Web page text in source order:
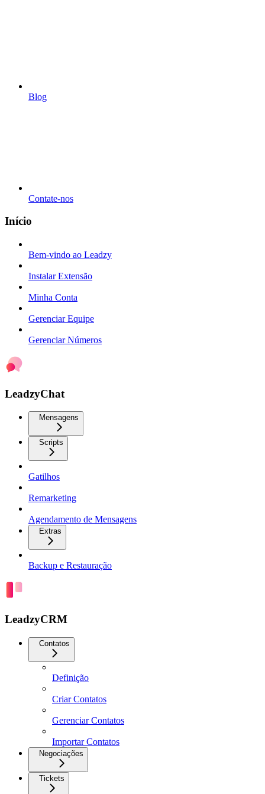
Blog
Contate-nos
Início
Bem-vindo ao Leadzy
Instalar Extensão
Minha Conta
Gerenciar Equipe
Gerenciar Números
LeadzyChat
Mensagens
Scripts
Gatilhos
Remarketing
Agendamento de Mensagens
Extras
Backup e Restauração
LeadzyCRM
Contatos
Definição
Criar Contatos
Gerenciar Contatos
Importar Contatos
Negociações
Tickets